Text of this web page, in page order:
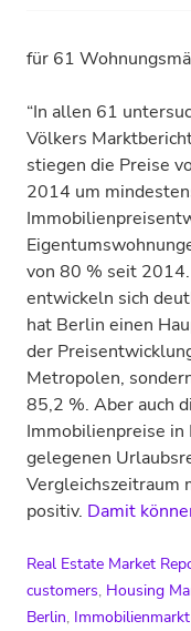
für 61
“In allen 61
Völkers
stiegen die Preise
2014 um
von 80 % seit
entwickeln sich
hat Berlin einen
der
Metropolen,
85,2 %. Aber auch
Immobilienpreise in
gelegenen
Vergleichszeitraum
positiv. Damit
Real Estate Market
customers, Housing
Berlin,